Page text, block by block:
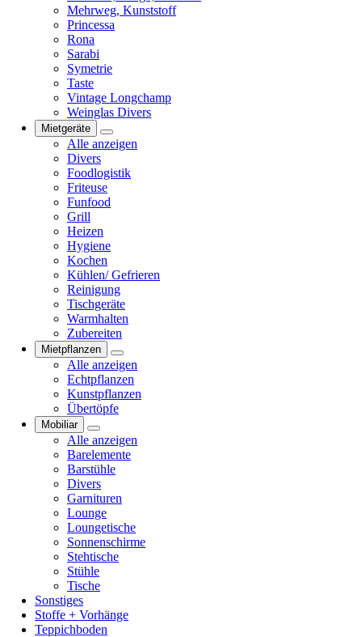
Mehrweg, Kunststoff
Princessa
Rona
Sarabi
Symetrie
Taste
Vintage Longchamp
Weinglas Divers
Mietgeräte
Alle anzeigen
Divers
Foodlogistik
Friteuse
Funfood
Grill
Heizen
Hygiene
Kochen
Kühlen/ Gefrieren
Reinigung
Tischgeräte
Warmhalten
Zubereiten
Mietpflanzen
Alle anzeigen
Echtpflanzen
Kunstpflanzen
Übertöpfe
Mobiliar
Alle anzeigen
Barelemente
Barstühle
Divers
Garnituren
Lounge
Loungetische
Sonnenschirme
Stehtische
Stühle
Tische
Sonstiges
Stoffe + Vorhänge
Teppichboden